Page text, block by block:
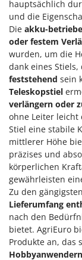
hauptsächlich
und die
Die akku-
oder festem
wurden, um die
dank eines Stiels,
feststehend sein
Teleskopstiel
verlängern oder
ohne Leiter
Stiel eine stabile
mittlerer Höhe
präzises und
körperlichen
gewährleisten
Zu den
Lieferumfang
nach den
bietet. AgriEuro
Produkte an, das